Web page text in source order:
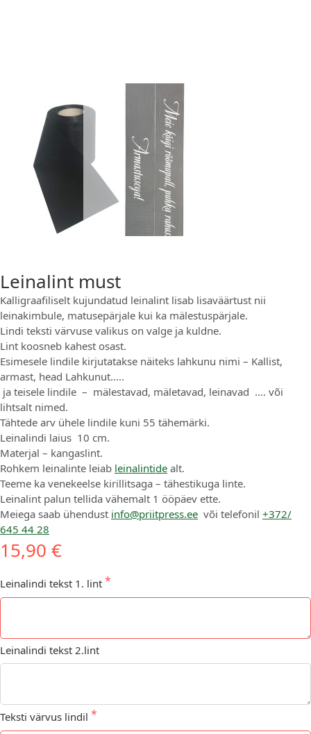
Leinalint must
Kalligraafiliselt kujundatud leinalint lisab lisaväärtust nii
leinakimbule, matusepärjale kui ka mälestuspärjale.
Lindi teksti värvuse valikus on valge ja kuldne.
Lint koosneb kahest osast.
Esimesele lindile kirjutatakse näiteks lahkunu nimi – Kallist,
armast, head Lahkunut…..
ja teisele lindile – mälestavad, mäletavad, leinavad …. või
lihtsalt nimed.
Tähtede arv ühele lindile kuni 55 tähemärki.
Leinalindi laius 10 cm.
Materjal – kangaslint.
Rohkem leinalinte leiab leinalintide alt.
Teeme ka venekeelse kirillitsaga – tähestikuga linte.
Leinalint palun tellida vähemalt 1 ööpäev ette.
Meiega saab ühendust info@priitpress.ee või telefonil +372/
645 44 28
15,90 €
Leinalindi tekst 1. lint
Leinalindi tekst 2.lint
Teksti värvus lindil